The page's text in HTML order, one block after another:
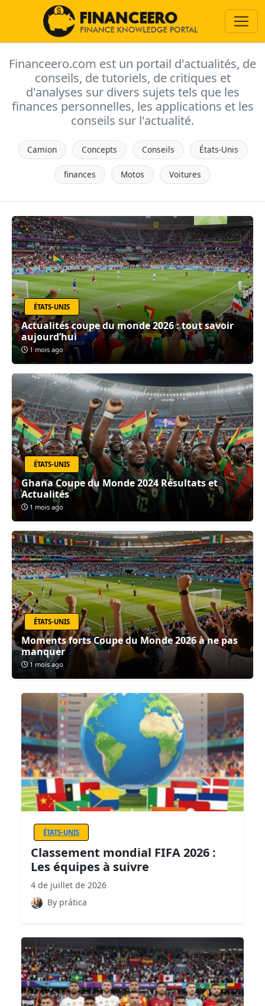
Financeero.com est un portail d'actualités, de
conseils, de tutoriels, de critiques et
d'analyses sur divers sujets tels que les
finances personnelles, les applications et les
conseils sur l'actualité.
Camion Concepts Conseils États-Unis
finances Motos Voitures
ÉTATS-UNIS
Actualités coupe du monde 2026 : tout savoir
aujourd’hui
1 mois ago
ÉTATS-UNIS
Ghana Coupe du Monde 2024 Résultats et
Actualités
1 mois ago
ÉTATS-UNIS
Moments forts Coupe du Monde 2026 à ne pas
manquer
1 mois ago
ÉTATS-UNIS
Classement mondial FIFA 2026 :
Les équipes à suivre
4 de juillet de 2026
By prática